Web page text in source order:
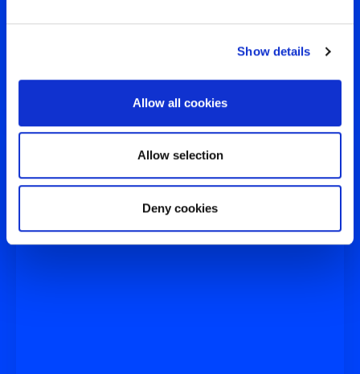
Show details
Allow all cookies
Allow selection
Deny cookies